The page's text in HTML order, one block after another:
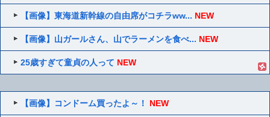
【画像】東海道新幹線の自由席がコチラww... NEW
【画像】山ガールさん、山でラーメンを食べ... NEW
25歳すぎて童貞の人って NEW
【画像】コンドーム買ったよ～！ NEW